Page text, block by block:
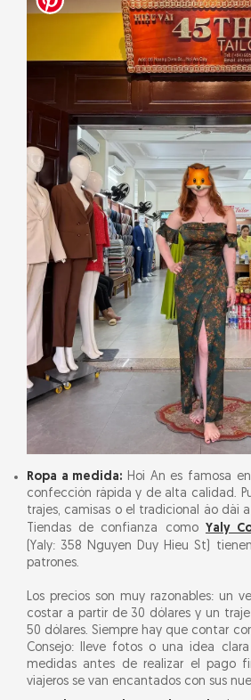
Ropa a medida: Hoi An es famosa
confección rápida y de alta calidad.
trajes, camisas o el tradicional áo dài
Tiendas de confianza como Yaly
(Yaly: 358 Nguyen Duy Hieu St)
patrones.
Los precios son muy razonables: un
costar a partir de 30 dólares y un
50 dólares. Siempre hay que contar
Consejo: lleve fotos o una idea
medidas antes de realizar el pago
viajeros se van encantados con sus